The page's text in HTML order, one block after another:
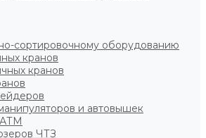
сортировочному оборудованию
кранов
кранов
и автовышек
АТМ
ЧТЗ